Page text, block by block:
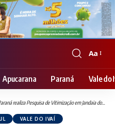
Font
Resizer
Aa
Apucarana Paraná Vale do
realiza Pesquisa de Vitimização em Jandaia do Sul
VALE DO IVAÍ